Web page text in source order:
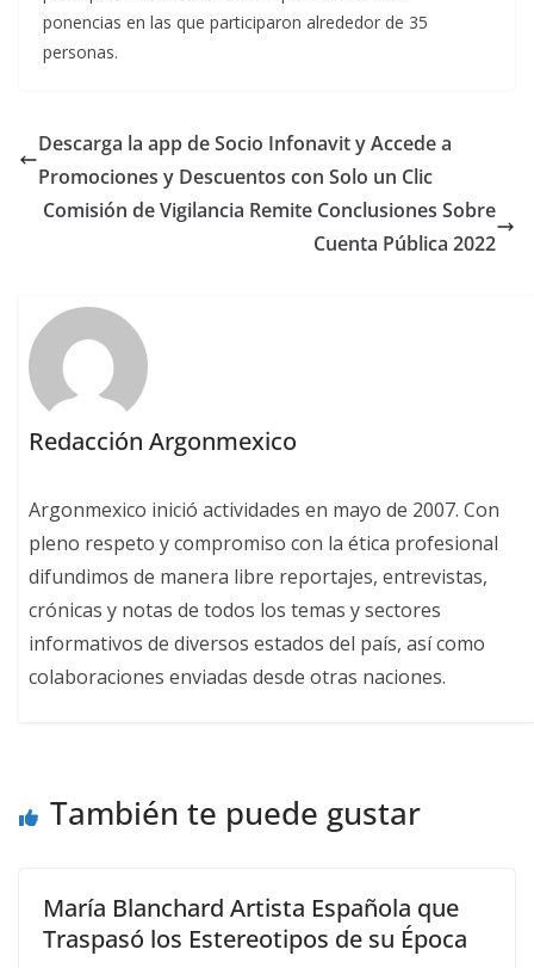
ponencias en las que participaron alrededor de 35
personas.
Descarga la app de Socio Infonavit y Accede a
Promociones y Descuentos con Solo un Clic
Comisión de Vigilancia Remite Conclusiones Sobre
Cuenta Pública 2022
Redacción Argonmexico
Argonmexico inició actividades en mayo de 2007. Con
pleno respeto y compromiso con la ética profesional
difundimos de manera libre reportajes, entrevistas,
crónicas y notas de todos los temas y sectores
informativos de diversos estados del país, así como
colaboraciones enviadas desde otras naciones.
También te puede gustar
María Blanchard Artista Española que
Traspasó los Estereotipos de su Época